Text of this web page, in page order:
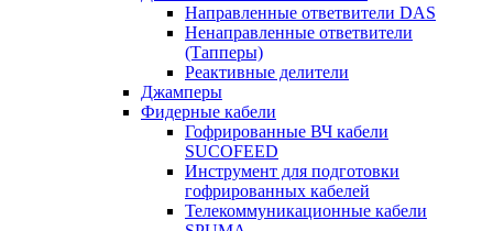
Направленные ответвители DAS
Ненаправленные ответвители
(Тапперы)
Реактивные делители
Джамперы
Фидерные кабели
Гофрированные ВЧ кабели
SUCOFEED
Инструмент для подготовки
гофрированных кабелей
Телекоммуникационные кабели